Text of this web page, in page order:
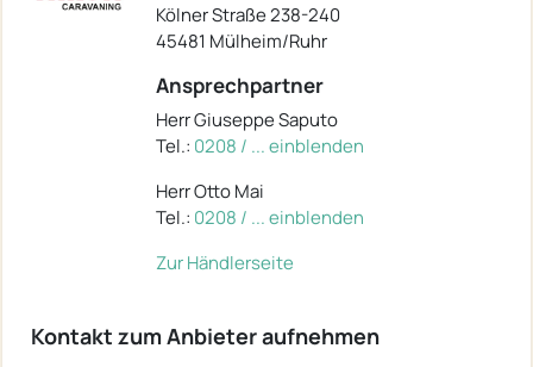
Kölner Straße 238-240
45481 Mülheim/Ruhr
Ansprechpartner
Herr Giuseppe Saputo
Tel.: 0208 / ... einblenden
Herr Otto Mai
Tel.: 0208 / ... einblenden
Zur Händlerseite
Kontakt zum Anbieter aufnehmen